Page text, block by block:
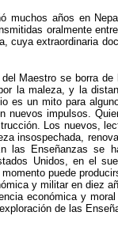
muchos años en
oralmente
cuya extraordinaria
Maestro se borra
la maleza, y la
es un mito para
impulsos.
Los nuevos,
insospechada,
las Enseñanzas se
Unidos, en el
puede
y militar en diez
económica y
de las